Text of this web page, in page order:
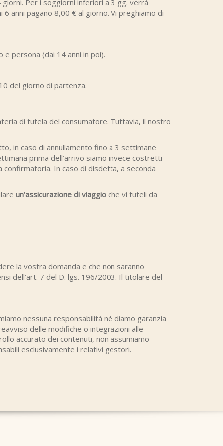
Per i soggiorni inferiori a 3 gg. verrà
anni pagano 8,00 € al giorno. Vi preghiamo di
e persona (dai 14 anni in poi).
del giorno di partenza.
di tutela del consumatore. Tuttavia, il nostro
in caso di annullamento fino a 3 settimane
prima dell’arrivo siamo invece costretti
In caso di disdetta, a seconda
un’assicurazione di viaggio che vi tuteli da
la vostra domanda e che non saranno
dell’art. 7 del D. lgs. 196/2003. Il titolare del
nessuna responsabilità né diamo garanzia
delle modifiche o integrazioni alle
accurato dei contenuti, non assumiamo
esclusivamente i relativi gestori.